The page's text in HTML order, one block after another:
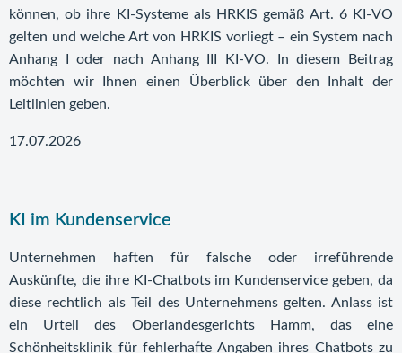
können, ob ihre KI-Systeme als HRKIS gemäß Art. 6 KI-VO
gelten und welche Art von HRKIS vorliegt – ein System nach
Anhang I oder nach Anhang III KI-VO. In diesem Beitrag
möchten wir Ihnen einen Überblick über den Inhalt der
Leitlinien geben.
17.07.2026
KI im Kundenservice
Unternehmen haften für falsche oder irreführende
Auskünfte, die ihre KI-Chatbots im Kundenservice geben, da
diese rechtlich als Teil des Unternehmens gelten. Anlass ist
ein Urteil des Oberlandesgerichts Hamm, das eine
Schönheitsklinik für fehlerhafte Angaben ihres Chatbots zu